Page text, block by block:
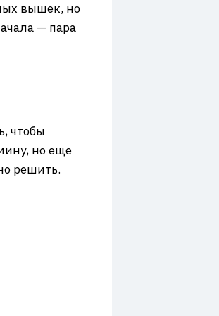
вышек, но
— пара
чтобы
но еще
решить.